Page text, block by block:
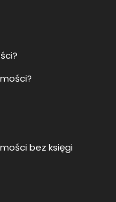
bez księgi